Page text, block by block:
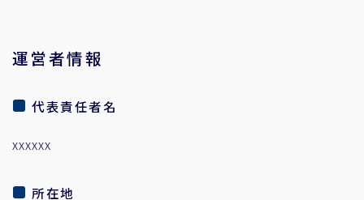
運営者情報
代表責任者名
xxxxxx
所在地